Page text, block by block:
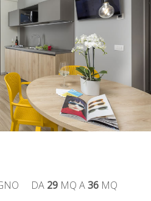
DA 29 MQ A36 MQ